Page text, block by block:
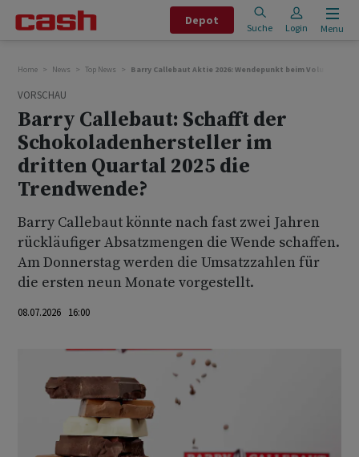
Depot
Suche Login Menu
Home News Top News Barry Callebaut Aktie 2026: Wendepunkt beim Volumen?
VORSCHAU
Barry Callebaut: Schafft der
Schokoladenhersteller im
dritten Quartal 2025 die
Trendwende?
Barry Callebaut könnte nach fast zwei Jahren
rückläufiger Absatzmengen die Wende schaffen.
Am Donnerstag werden die Umsatzzahlen für
die ersten neun Monate vorgestellt.
08.07.2026 16:00